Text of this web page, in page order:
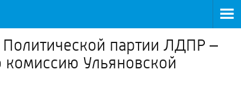
партии ЛДПР –
комиссию Ульяновской